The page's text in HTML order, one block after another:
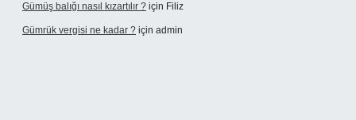
Gümüş balığı nasıl kızartılır ? için Filiz
Gümrük vergisi ne kadar ? için admin